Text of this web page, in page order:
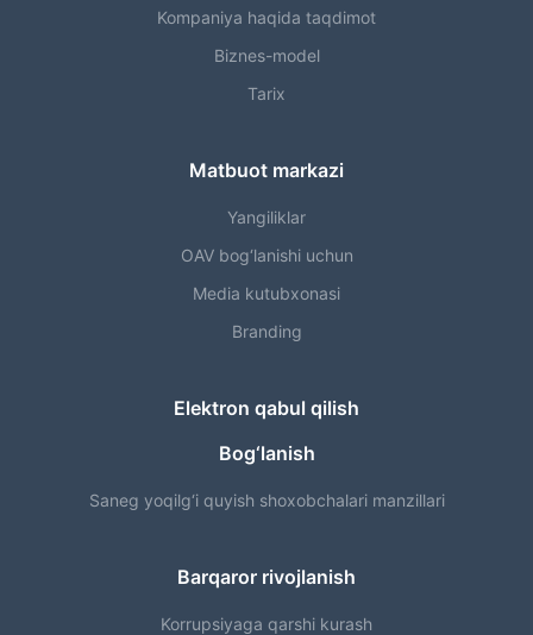
Kompaniya haqida taqdimot
Biznes-model
Tarix
Matbuot markazi
Yangiliklar
OAV bog‘lanishi uchun
Media kutubxonasi
Branding
Elektron qabul qilish
Bog‘lanish
Saneg yoqilg‘i quyish shoxobchalari manzillari
Barqaror rivojlanish
Korrupsiyaga qarshi kurash